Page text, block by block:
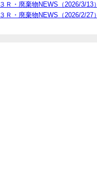
３Ｒ・廃棄物NEWS（2026/3/13）
３Ｒ・廃棄物NEWS（2026/2/27）